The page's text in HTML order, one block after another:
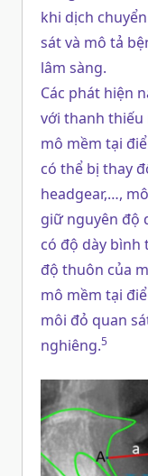
khi dịch
sát và mô tả
lâm sàng.
Các phát hiện
với thanh thiếu
mô mềm tại
có thể bị thay
headgear,…,
giữ nguyên độ
có độ dày
độ thuôn của
mô mềm tại
môi đỏ quan
nghiêng.5